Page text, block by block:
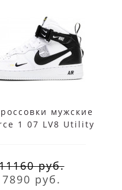
мужские
1 07 LV8 Utility
руб.
7890 руб.